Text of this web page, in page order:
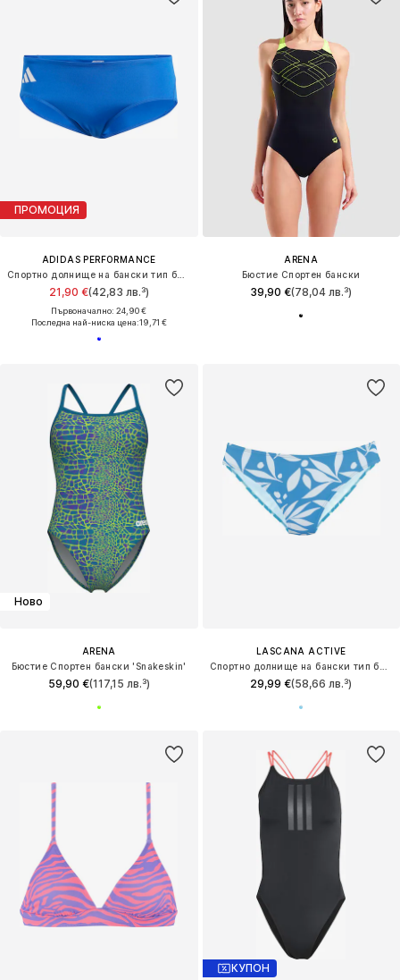
ПРОМОЦИЯ
ADIDAS PERFORMANCE
21,90 €(42,83 лв.³)
Първоначално: 24,90 €
Последна най-ниска цена:19,71 €
ARENA
Бюстие Спортен бански
39,90 €(78,04 лв.³)
Ново
ARENA
Бюстие Спортен бански 'Snakeskin'
59,90 €(117,15 лв.³)
LASCANA ACTIVE
29,99 €(58,66 лв.³)
КУПОН